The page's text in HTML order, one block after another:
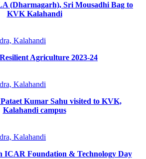
(Dharmagarh), Sri Mousadhi Bag to
KVK Kalahandi
Agriculture 2023-24
Kumar Sahu visited to KVK,
Kalahandi campus
ICAR Foundation & Technology Day